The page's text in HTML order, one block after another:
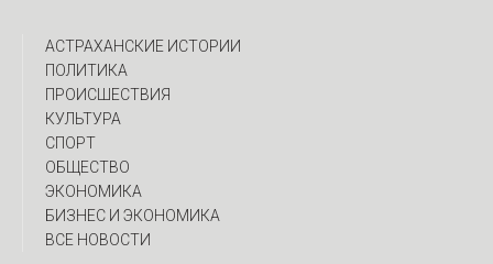
АСТРАХАНСКИЕ ИСТОРИИ
ПОЛИТИКА
ПРОИСШЕСТВИЯ
КУЛЬТУРА
СПОРТ
ОБЩЕСТВО
ЭКОНОМИКА
БИЗНЕС И ЭКОНОМИКА
ВСЕ НОВОСТИ